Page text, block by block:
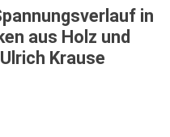
in
aus Holz und
Krause